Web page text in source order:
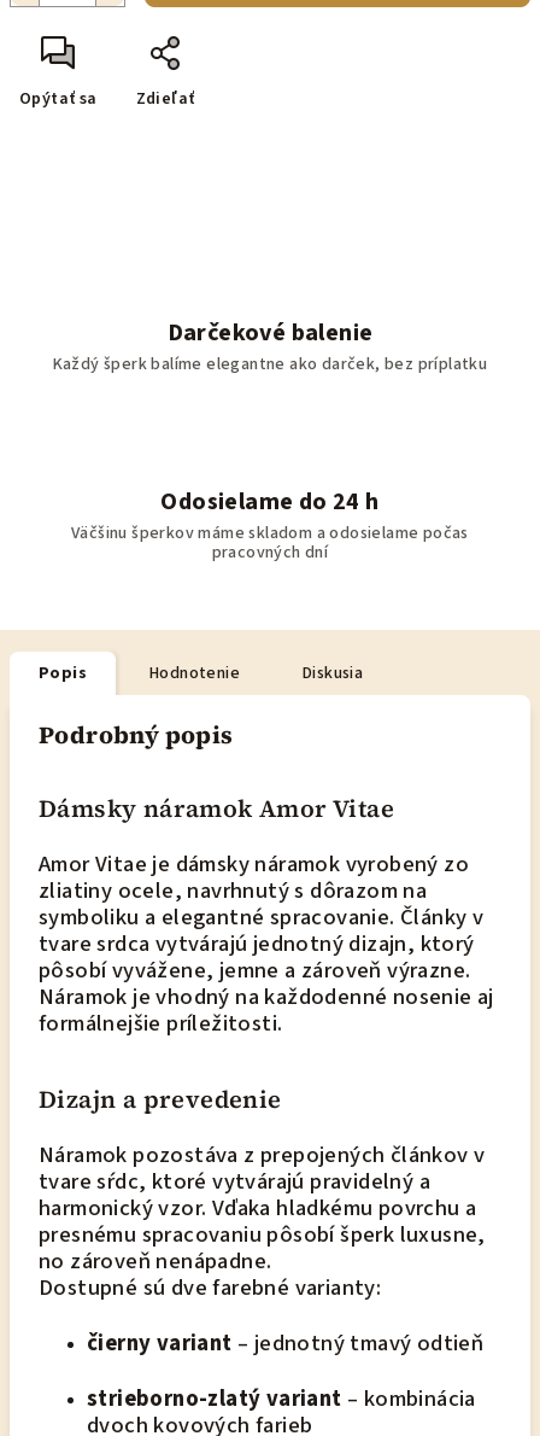
Opýtať sa Zdieľať
Darčekové balenie
Každý šperk balíme elegantne ako darček, bez príplatku
Odosielame do 24 h
Väčšinu šperkov máme skladom a odosielame počas
pracovných dní
Popis Hodnotenie Diskusia
Podrobný popis
Dámsky náramok Amor Vitae
Amor Vitae je dámsky náramok vyrobený zo
zliatiny ocele, navrhnutý s dôrazom na
symboliku a elegantné spracovanie. Články v
tvare srdca vytvárajú jednotný dizajn, ktorý
pôsobí vyvážene, jemne a zároveň výrazne.
Náramok je vhodný na každodenné nosenie aj
formálnejšie príležitosti.
Dizajn a prevedenie
Náramok pozostáva z prepojených článkov v
tvare sŕdc, ktoré vytvárajú pravidelný a
harmonický vzor. Vďaka hladkému povrchu a
presnému spracovaniu pôsobí šperk luxusne,
no zároveň nenápadne.
Dostupné sú dve farebné varianty:
čierny variant – jednotný tmavý odtieň
strieborno-zlatý variant – kombinácia
dvoch kovových farieb